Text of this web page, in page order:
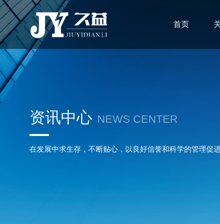
首页
资讯中心 NEWS CENTER
在发展中求生存，不断贴心，以良好信誉和科学的管理促